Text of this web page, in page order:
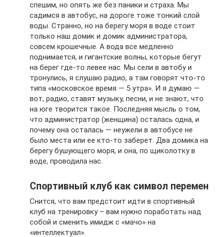
спешим, но опять же без паники и страха. Мы
садимся в автобус, на дороге тоже тонкий слой
воды. Странно, но на берегу моря в воде стоит
только наш домик и домик администратора,
совсем крошечные. А вода все медленно
поднимается, и гигантские волны, которые бегут
на берег где-то левее нас. Мы сели в автобу и
тронулись, я слушаю радио, а там говорят что-то
типа «московское время — 5 утра». И я думаю —
вот, радио, ставят музыку, песни, и не знают, что
на юге творится такое. Последняя мысль о том,
что администратор (женщина) осталась одна, и
почему она осталась — неужели в автобусе не
было места или ее кто-то заберет. Два домика на
берегу бушующего моря, и она, по щиколотку в
воде, проводила нас.
Спортивный клуб как символ перемен
Снится, что вам предстоит идти в спортивный
клуб на тренировку – вам нужно поработать над
собой и сменить имидж с «мачо» на
«интеллектуал».